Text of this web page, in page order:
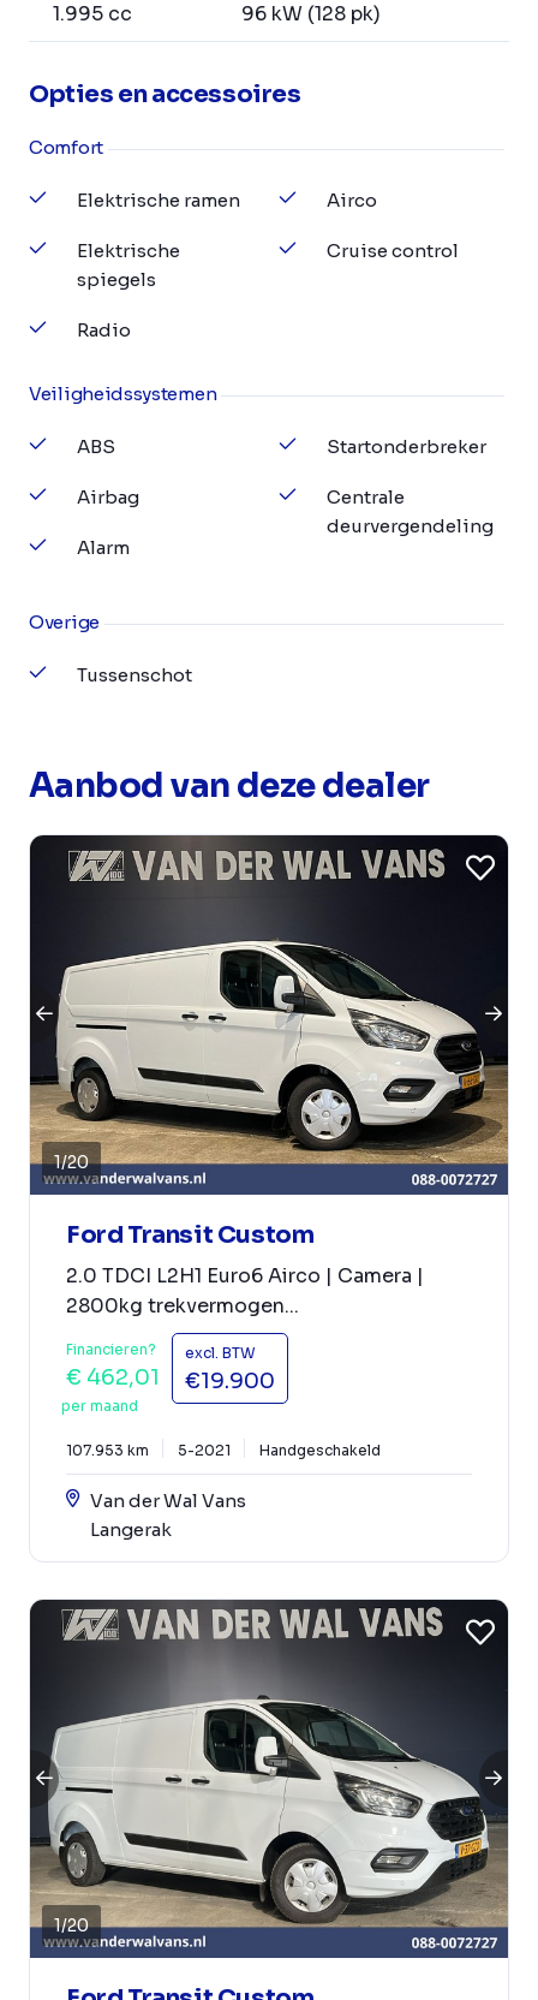
1.995 cc
96 kW (128 pk)
Opties en accessoires
Comfort
Elektrische ramen
Elektrische
spiegels
Radio
Airco
Cruise control
Veiligheidssystemen
ABS
Airbag
Alarm
Startonderbreker
Centrale
deurvergendeling
Overige
Tussenschot
Aanbod van deze dealer
1/20
Ford Transit Custom
2.0 TDCI L2H1 Euro6 Airco | Camera |
2800kg trekvermogen...
Financieren?
€ 462,01
per maand
excl. BTW
€19.900
107.953 km 5-2021 Handgeschakeld
Van der Wal Vans
Langerak
1/20